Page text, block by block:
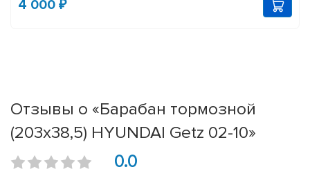
4 000 ₽
Отзывы о «Барабан тормозной
(203x38,5) HYUNDAI Getz 02-10»
0.0